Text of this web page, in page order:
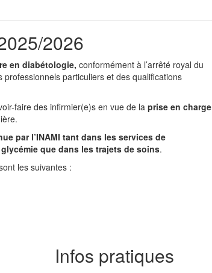
2026
en diabétologie, conformément à l’arrêté royal du
professionnels particuliers et des qualifications
faire des infirmier(e)s en vue de la prise en charge
par l’INAMI tant dans les services de
que dans les trajets de soins.
les suivantes :
Infos pratiques